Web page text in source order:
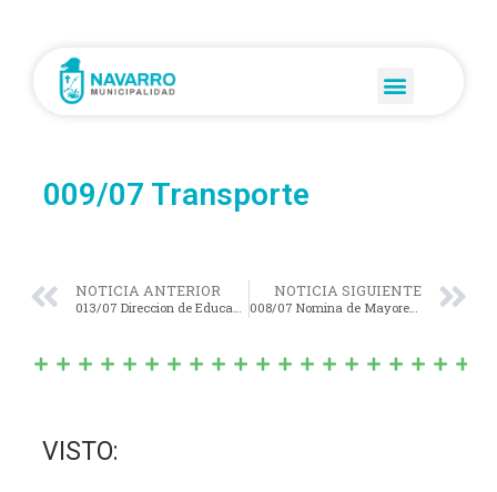
009/07 Transporte
NOTICIA ANTERIOR
013/07 Direccion de Educacion y cultura
NOTICIA SIGUIENTE
008/07 Nomina de Mayores Contribuyentes
VISTO: